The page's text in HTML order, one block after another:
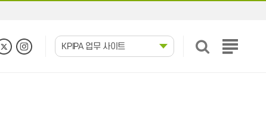
KPIPA 업무 사이트
전